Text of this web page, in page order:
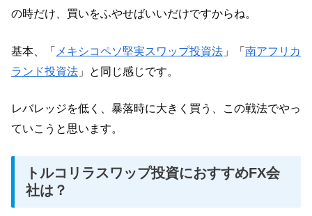
の時だけ、買いをふやせばいいだけですからね。
基本、「 メキシコペソ堅実スワップ投資法 」「南アフリカ
ランド投資法 」と同じ感じです。
レバレッジを低く、暴落時に大きく買う、この戦法でやっ
ていこうと思います。
トルコリラスワップ投資におすすめFX会
社は？